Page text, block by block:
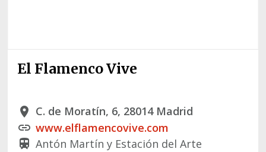
El Flamenco Vive
place C. de Moratín, 6, 28014 Madrid
link www.elflamencovive.com
train Antón Martín y Estación del Arte